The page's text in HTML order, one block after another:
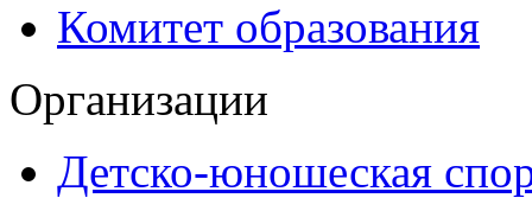
Комитет образования
Организации
Детско-юношеская